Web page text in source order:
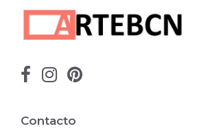
Contacto